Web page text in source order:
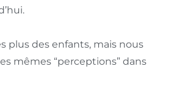
plus des enfants, mais nous
mêmes “perceptions” dans